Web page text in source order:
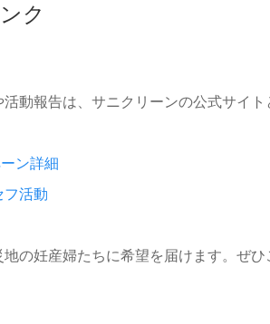
ク
動報告は、サニクリーンの公式サイ
ン詳細
フ活動
の妊産婦たちに希望を届けます。ぜ